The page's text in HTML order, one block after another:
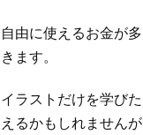
自由に使えるお金が
きます。
イラストだけを学び
えるかもしれません